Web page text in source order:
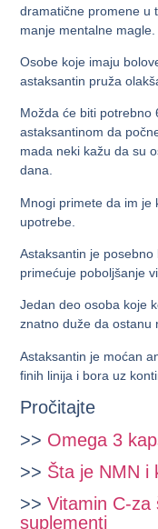
dramatične promene u
manje mentalne magle.
Osobe koje imaju
astaksantin pruža
Možda će biti potrebno
astaksantinom da
mada neki kažu da su
dana.
Mnogi primete da im je
upotrebe.
Astaksantin je
primećuje poboljšanje
Jedan deo osoba koje
znatno duže da ostanu
Astaksantin je moćan
finih linija i bora uz
Pročitajte
>> Omega 3
>> Šta je NMN i
>>Vitamin C-za
suplementi